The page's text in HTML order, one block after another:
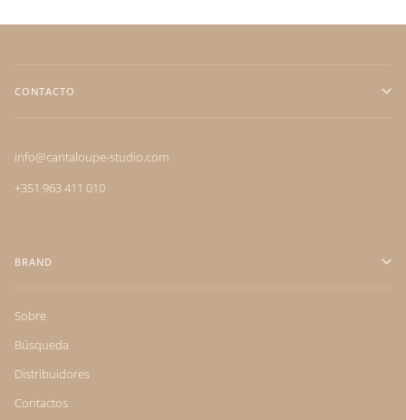
CONTACTO
info@cantaloupe-studio.com
+351 963 411 010
BRAND
Sobre
Búsqueda
Distribuidores
Contactos